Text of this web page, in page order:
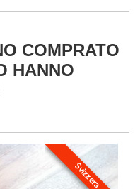
COMPRATO
HANNO
Svizzera